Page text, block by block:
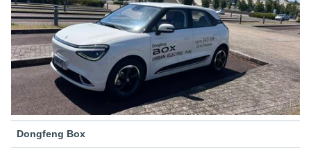
Dongfeng Box